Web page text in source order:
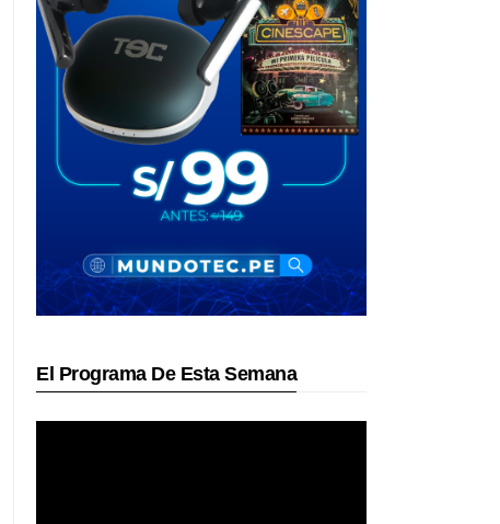
El Programa De Esta Semana